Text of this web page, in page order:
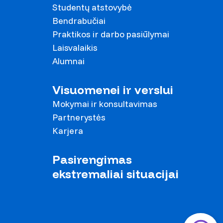
Studentų atstovybė
Bendrabučiai
Praktikos ir darbo pasiūlymai
Laisvalaikis
Alumnai
Visuomenei ir verslui
Mokymai ir konsultavimas
Partnerystės
Karjera
Pasirengimas
ekstremaliai situacijai